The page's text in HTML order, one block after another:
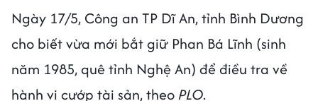
Ngày 17/5, Công an TP Dĩ An, tỉnh Bình Dương
cho biết vừa mới bắt giữ Phan Bá Lĩnh (sinh
năm 1985, quê tỉnh Nghệ An) để điều tra về
hành vi cướp tài sản, theo PLO.